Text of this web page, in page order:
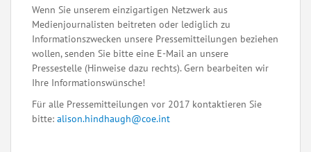
Wenn Sie unserem einzigartigen Netzwerk aus
Medienjournalisten beitreten oder lediglich zu
Informationszwecken unsere Pressemitteilungen beziehen
wollen, senden Sie bitte eine E-Mail an unsere
Pressestelle (Hinweise dazu rechts). Gern bearbeiten wir
Ihre Informationswünsche!
Für alle Pressemitteilungen vor 2017 kontaktieren Sie
bitte: alison.hindhaugh@coe.int